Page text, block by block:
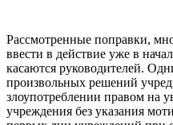
Рассмотренные поправки,
ввести в действие уже в
касаются руководителей.
произвольных решений
злоупотреблении правом на
учреждения без указания